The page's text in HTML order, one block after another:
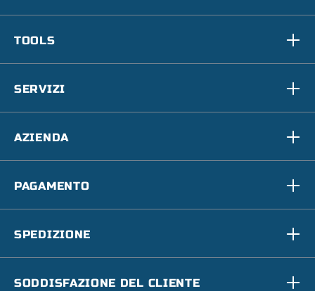
TOOLS
SERVIZI
AZIENDA
PAGAMENTO
SPEDIZIONE
SODDISFAZIONE DEL CLIENTE